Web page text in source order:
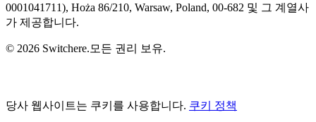
0001041711), Hoża 86/210, Warsaw, Poland, 00-682 및 그 계열사
가 제공합니다.
© 2026 Switchere.모든 권리 보유.
당사 웹사이트는 쿠키를 사용합니다. 쿠키 정책